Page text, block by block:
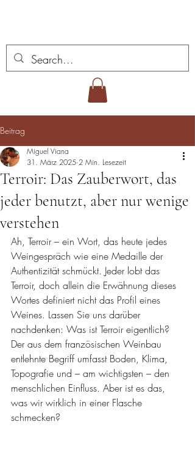
Beitrag
Terroir: Das Zauberwort, das
jeder benutzt, aber nur wenige
verstehen
Miguel Viana
31. März 2025 2 Min. Lesezeit
Ah, Terroir – ein Wort, das heute jedes
Weingespräch wie eine Medaille der
Authentizität schmückt. Jeder lobt das
Terroir, doch allein die Erwähnung dieses
Wortes definiert nicht das Profil eines
Weines. Lassen Sie uns darüber
nachdenken: Was ist Terroir eigentlich?
Der aus dem französischen Weinbau
entlehnte Begriff umfasst Boden, Klima,
Topografie und – am wichtigsten – den
menschlichen Einfluss. Aber ist es das,
was wir wirklich in einer Flasche
schmecken?